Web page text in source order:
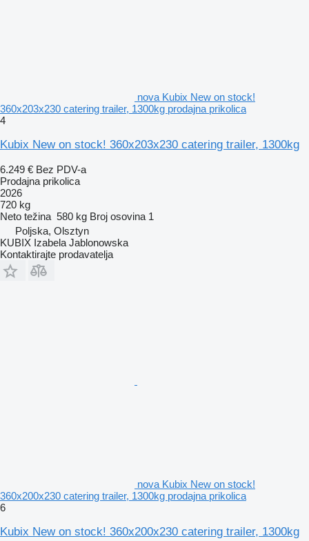
nova Kubix New on stock!
360x203x230 catering trailer, 1300kg prodajna prikolica
4
Kubix New on stock! 360x203x230 catering trailer, 1300kg
6.249 € Bez PDV-a
Prodajna prikolica
2026
720 kg
Neto težina 580 kg Broj osovina 1
Poljska, Olsztyn
KUBIX Izabela Jablonowska
Kontaktirajte prodavatelja
nova Kubix New on stock!
360x200x230 catering trailer, 1300kg prodajna prikolica
6
Kubix New on stock! 360x200x230 catering trailer, 1300kg